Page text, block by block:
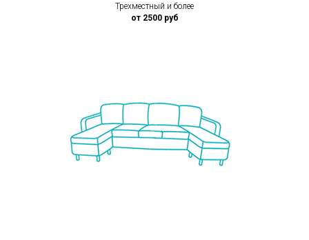
Трехместный и более
от 2500 руб